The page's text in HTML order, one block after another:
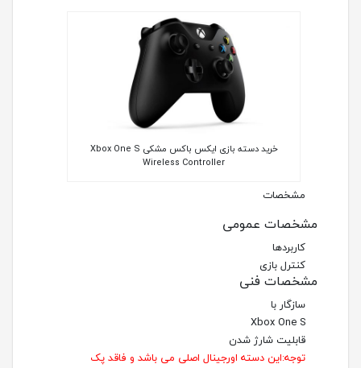
خرید دسته بازی ایکس باکس مشکی Xbox One S
Wireless Controller
مشخصات
مشخصات عمومی
کاربردها
کنترل بازی
مشخصات فنی
سازگار با
Xbox One S
قابلیت شارژ شدن
توجه:این دسته اورجینال اصلی می باشد و فاقد پک